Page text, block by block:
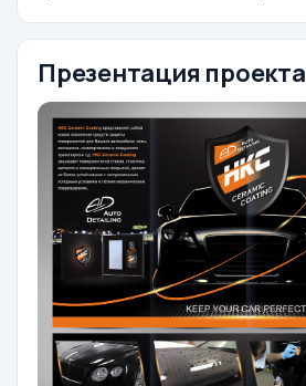
Презентация проекта